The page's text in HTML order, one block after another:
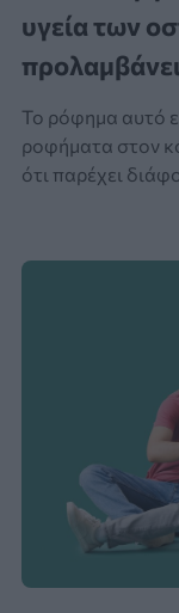
υγεία των
Το ρόφημα αυτό
ροφήματα στον
ότι παρέχει